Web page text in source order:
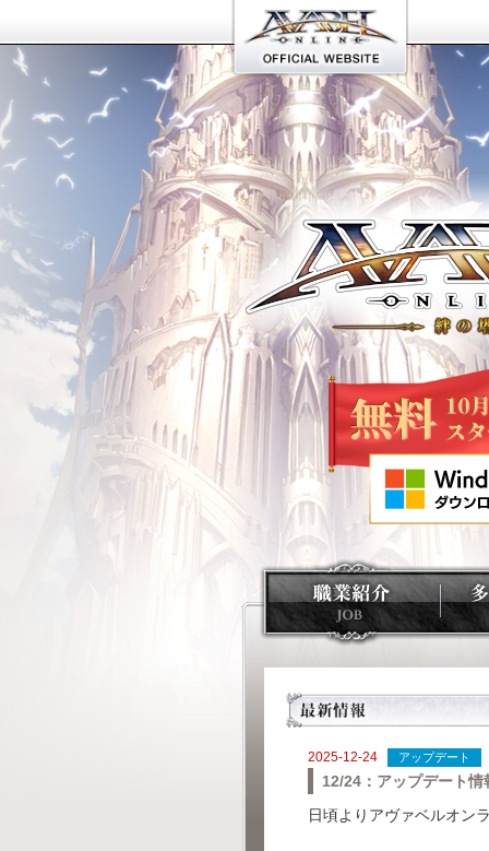
2025-12-24 アップデート
12/24：アップデート情
日頃よりアヴァベルオン